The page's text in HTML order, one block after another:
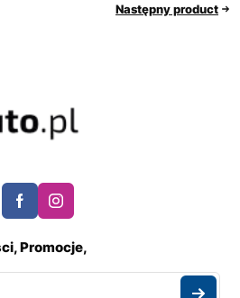
Następny product
Promocje,